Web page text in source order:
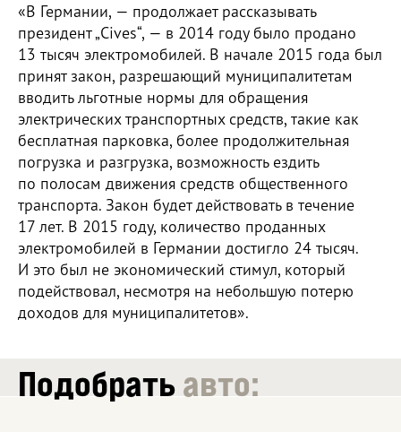
«В Германии, — продолжает рассказывать
президент „Cives“, — в 2014 году было продано
13 тысяч электромобилей. В начале 2015 года был
принят закон, разрешающий муниципалитетам
вводить льготные нормы для обращения
электрических транспортных средств, такие как
бесплатная парковка, более продолжительная
погрузка и разгрузка, возможность ездить
по полосам движения средств общественного
транспорта. Закон будет действовать в течение
17 лет. В 2015 году, количество проданных
электромобилей в Германии достигло 24 тысяч.
И это был не экономический стимул, который
подействовал, несмотря на небольшую потерю
доходов для муниципалитетов».
Подобратьавто: